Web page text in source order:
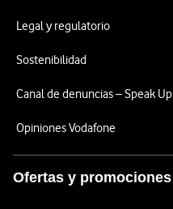
Legal y regulatorio
Sostenibilidad
Canal de denuncias – Speak Up
Opiniones Vodafone
Ofertas y promociones